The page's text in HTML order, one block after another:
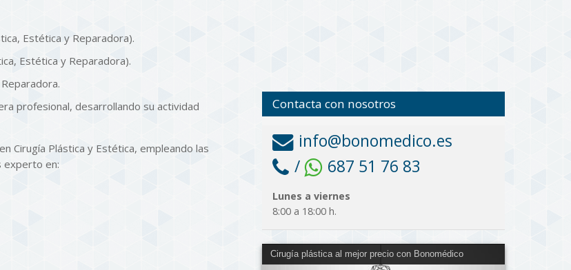
Estética y Reparadora).
Estética y Reparadora).
profesional, desarrollando su actividad
Cirugía Plástica y Estética, empleando las
experto en:
Contacta con nosotros
info@bonomedico.es
/
687 51 76 83
Lunes a viernes
8:00 a 18:00 h.
Cirugía plástica al mejor precio con Bonomédico